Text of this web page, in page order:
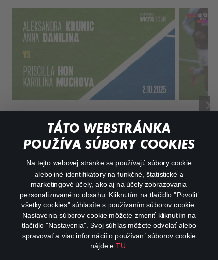
TÁTO WEBSTRÁNKA
POUŽÍVA SÚBORY COOKIES
Na tejto webovej stránke sa používajú súbory cookie
alebo iné identifikátory na funkčné, štatistické a
marketingové účely, ako aj na účely zobrazovania
personalizovaného obsahu. Kliknutím na tlačidlo "Povoliť
všetky cookies" súhlasíte s používaním súborov cookie.
Nastavenia súborov cookie môžete zmeniť kliknutím na
tlačidlo "Nastavenia". Svoj súhlas môžete odvolať alebo
spravovať a viac informácií o používaní súborov cookie
nájdeteTU
keyboard_arrow_right
A. Krunic and A. Danilina vs. P. Hon and K. Muchova Match Highlights - BEIJING_Capital Group Diamond ( October 02, 2025)
Sport